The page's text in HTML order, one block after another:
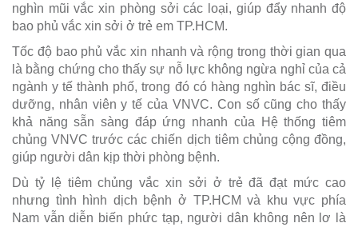
nghìn mũi vắc xin phòng sởi các loại, giúp đẩy nhanh độ
bao phủ vắc xin sởi ở trẻ em TP.HCM.
Tốc độ bao phủ vắc xin nhanh và rộng trong thời gian qua
là bằng chứng cho thấy sự nỗ lực không ngừa nghỉ của cả
ngành y tế thành phố, trong đó có hàng nghìn bác sĩ, điều
dưỡng, nhân viên y tế của VNVC. Con số cũng cho thấy
khả năng sẵn sàng đáp ứng nhanh của Hệ thống tiêm
chủng VNVC trước các chiến dịch tiêm chủng cộng đồng,
giúp người dân kịp thời phòng bệnh.
Dù tỷ lệ tiêm chủng vắc xin sởi ở trẻ đã đạt mức cao
nhưng tình hình dịch bệnh ở TP.HCM và khu vực phía
Nam vẫn diễn biến phức tạp, người dân không nên lơ là